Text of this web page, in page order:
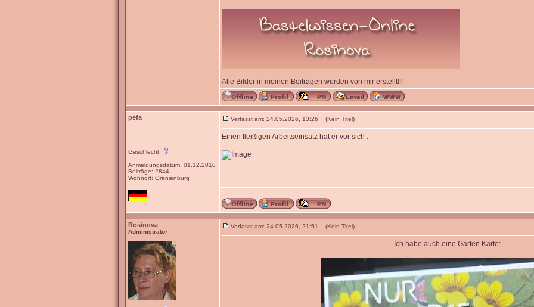
Alle Bilder in meinen Beiträgen wurden von mir erstellt!!!
pefa
Geschlecht:
Anmeldungsdatum: 01.12.2010
Beiträge: 2844
Wohnort: Oranienburg
Verfasst am: 24.05.2026, 13:26 (Kein Titel)
Einen fleißigen Arbeitseinsatz hat er vor sich :
Rosinova
Administrator
Verfasst am: 24.05.2026, 21:51 (Kein Titel)
Ich habe auch eine Garten Karte: